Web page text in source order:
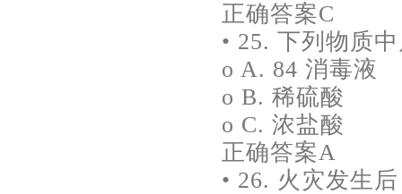
正确答案C
• 25. 下列物质
o A. 84 消毒液
o B. 稀硫酸
o C. 浓盐酸
正确答案A
• 26. 火灾发生